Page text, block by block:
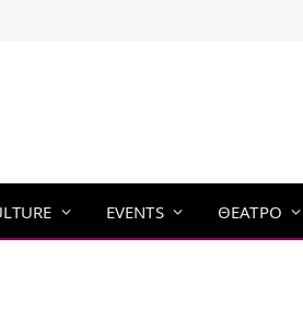
EVENTS ΘΕΑΤΡΟ